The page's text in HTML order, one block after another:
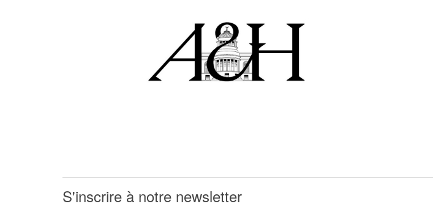
S'inscrire à notre newsletter